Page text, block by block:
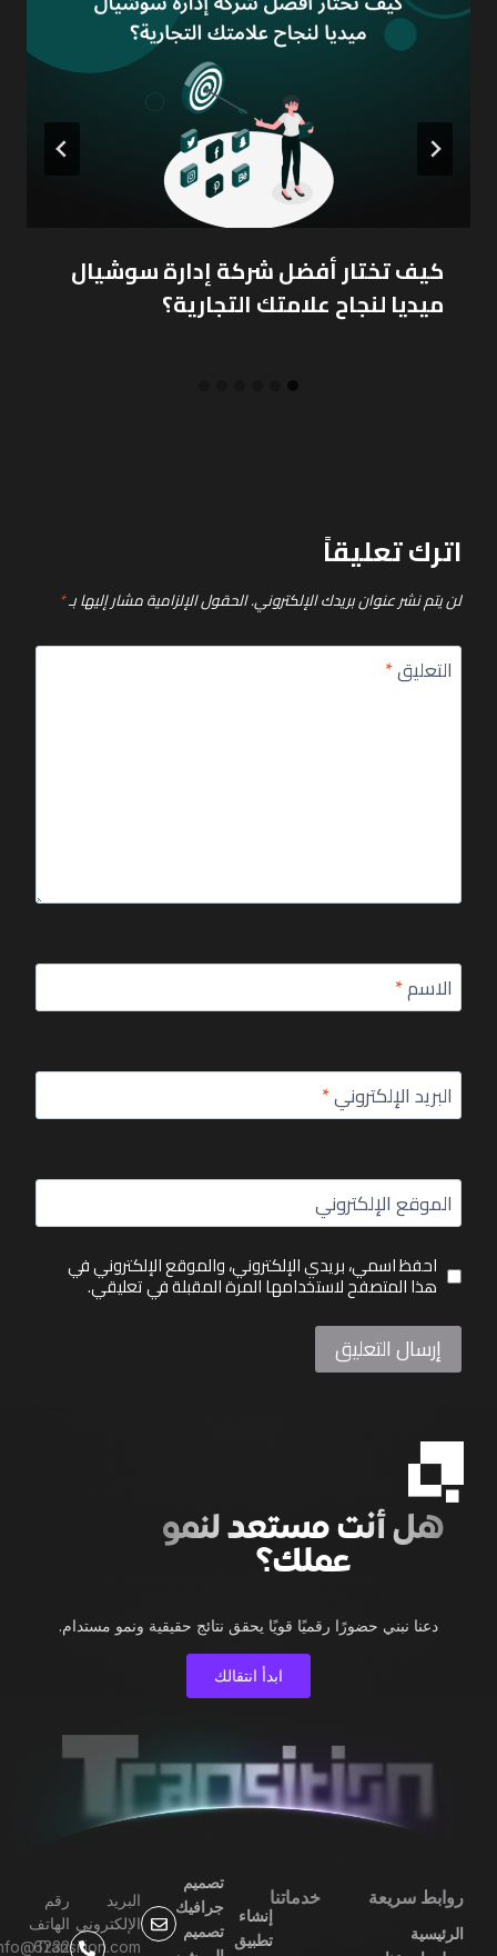
كيف تختار أفضل شركة إدارة سوشيال
ميديا لنجاح علامتك التجارية؟
اترك تعليقاً
لن يتم نشر عنوان بريدك الإلكتروني.الحقول الإلزامية مشار إليها بـ*
التعليق*
الاسم*
البريد الإلكتروني*
الموقع الإلكتروني
احفظ اسمي، بريدي الإلكتروني، والموقع الإلكتروني في
هذا المتصفح لاستخدامها المرة المقبلة في تعليقي.
هل أنت مستعد لنمو
عملك؟
دعنا نبني حضورًا رقميًا قويًا يحقق نتائج حقيقية ونمو مستدام.
ابدأ انتقالك
روابط سريعة
الرئيسية
خدماتنا
إنشاء
تطبيق
تصميم
جرافيك
تصميم
البريد
الإلكتروني
رقم
الهاتف
6232